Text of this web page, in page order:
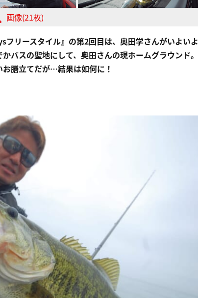
画像(21枚)
リースタイル』の第2回目は、奥田学さんがいよいよ
スの聖地にして、奥田さんの現ホームグラウンド。
膳立てだが…結果は如何に！